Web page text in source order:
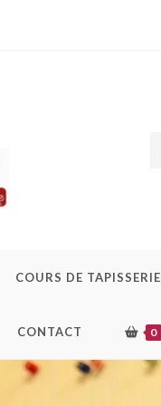
COURS DE TAPISSERIE
CONTACT 0